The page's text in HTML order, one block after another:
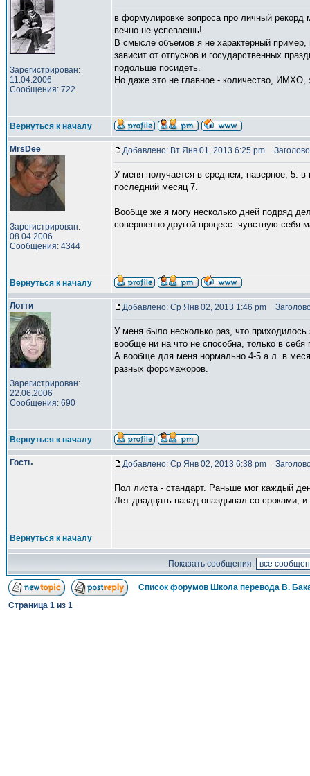
Зарегистрирован:
11.04.2006
Сообщения: 722
в формулировке вопроса про личный рекорд
вечно не успеваешь!
В смысле объемов я не характерный пример,
зависит от отпусков и государственных
подольше посидеть.
Но даже это не главное - количество, ИМХО,
Вернуться к началу
MrsDee
Зарегистрирован:
08.04.2006
Сообщения: 4344
Добавлено: Вт Янв 01, 2013 6:25 pm
У меня получается в среднем, наверное, 5: в
последний месяц 7.
Вообще же я могу несколько дней подряд
совершенно другой процесс: чувствую себя
Вернуться к началу
Лотти
Зарегистрирован:
22.06.2006
Сообщения: 690
Добавлено: Ср Янв 02, 2013 1:46 pm
У меня было несколько раз, что
вообще ни на что не способна, только в себя
А вообще для меня нормально 4-5 а.л. в
разных форсмажоров.
Вернуться к началу
Гость Добавлено: Ср Янв 02, 2013 6:38 pm
Пол листа - стандарт. Раньше мог каждый
Лет двадцать назад опаздывал со сроками,
Вернуться к началу
Показать сообщения:
Список форумов Школа перевода В.
Страница 1 из 1